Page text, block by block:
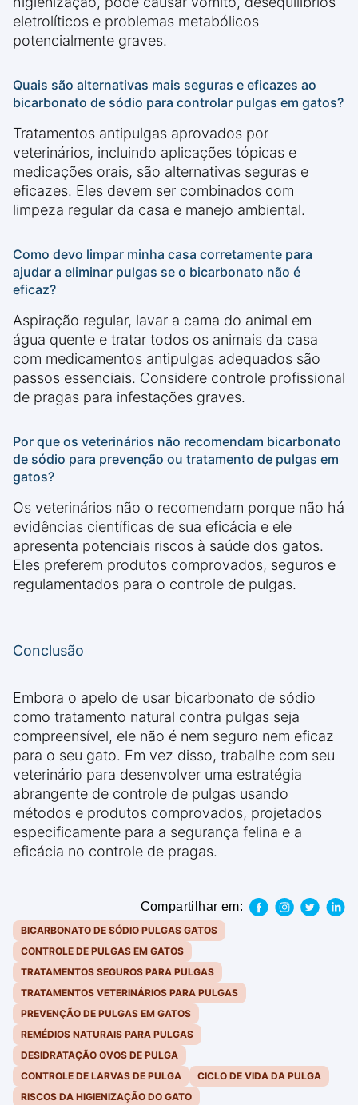
eletrolíticos e problemas metabólicos
potencialmente graves.
Quais são alternativas mais seguras e eficazes ao
bicarbonato de sódio para controlar pulgas em gatos?
Tratamentos antipulgas aprovados por
veterinários, incluindo aplicações tópicas e
medicações orais, são alternativas seguras e
eficazes. Eles devem ser combinados com
limpeza regular da casa e manejo ambiental.
Como devo limpar minha casa corretamente para
ajudar a eliminar pulgas se o bicarbonato não é
eficaz?
Aspiração regular, lavar a cama do animal em
água quente e tratar todos os animais da casa
com medicamentos antipulgas adequados são
passos essenciais. Considere controle profissional
de pragas para infestações graves.
Por que os veterinários não recomendam bicarbonato
de sódio para prevenção ou tratamento de pulgas em
gatos?
Os veterinários não o recomendam porque não há
evidências científicas de sua eficácia e ele
apresenta potenciais riscos à saúde dos gatos.
Eles preferem produtos comprovados, seguros e
regulamentados para o controle de pulgas.
Conclusão
Embora o apelo de usar bicarbonato de sódio
como tratamento natural contra pulgas seja
compreensível, ele não é nem seguro nem eficaz
para o seu gato. Em vez disso, trabalhe com seu
veterinário para desenvolver uma estratégia
abrangente de controle de pulgas usando
métodos e produtos comprovados, projetados
especificamente para a segurança felina e a
eficácia no controle de pragas.
Compartilhar em:
BICARBONATO DE SÓDIO PULGAS GATOS
CONTROLE DE PULGAS EM GATOS
TRATAMENTOS SEGUROS PARA PULGAS
TRATAMENTOS VETERINÁRIOS PARA PULGAS
PREVENÇÃO DE PULGAS EM GATOS
REMÉDIOS NATURAIS PARA PULGAS
DESIDRATAÇÃO OVOS DE PULGA
CONTROLE DE LARVAS DE PULGA
CICLO DE VIDA DA PULGA
RISCOS DA HIGIENIZAÇÃO DO GATO